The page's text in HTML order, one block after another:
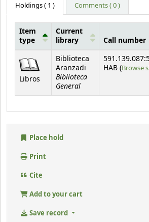
Holdings( 1 ) Comments ( 0 )
Item
type
Current
library
Call number
Libros
Biblioteca
Aranzadi
Biblioteca
General
HAB (Browse
Place hold
Print
Cite
Add to your cart
Save record